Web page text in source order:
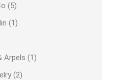
(5)
(1)
Arpels (1)
(2)